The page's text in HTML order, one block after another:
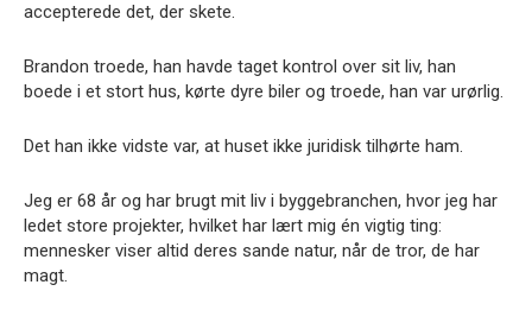
accepterede det, der skete.
Brandon troede, han havde taget kontrol over sit liv, han
boede i et stort hus, kørte dyre biler og troede, han var urørlig.
Det han ikke vidste var, at huset ikke juridisk tilhørte ham.
Jeg er 68 år og har brugt mit liv i byggebranchen, hvor jeg har
ledet store projekter, hvilket har lært mig én vigtig ting:
mennesker viser altid deres sande natur, når de tror, de har
magt.